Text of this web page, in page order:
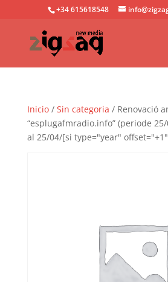
+34 615618548
Inicio/ Sin categoria / Renovació
“esplugafmradio.info” (periode
al 25/04/[si type="year"